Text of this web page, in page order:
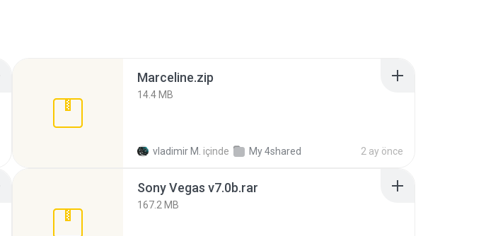
Marceline.zip
14.4 MB
vladimir M. içinde My 4shared 2 ay önce
Sony Vegas v7.0b.rar
167.2 MB